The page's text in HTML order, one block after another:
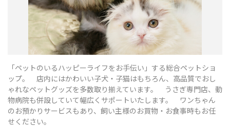
「ペットのいるハッピーライフをお手伝い」する総合ペットショ
ップ。 店内にはかわいい子犬・子猫はもちろん、高品質でおし
ゃれなペットグッズを多数取り揃えています。 うさぎ専門店、動
物病院も併設していて幅広くサポートいたします。 ワンちゃん
のお預かりサービスもあり、飼い主様のお買物・お食事時もお任
せください。